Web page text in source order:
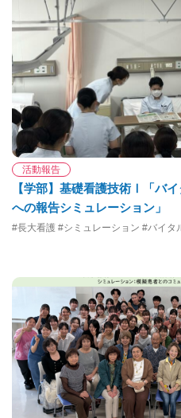
活動報告
【学部】基礎看護技術Ⅰ「バ
への報告シミュレーション」
#長大看護 #シミュレーション #バイタ